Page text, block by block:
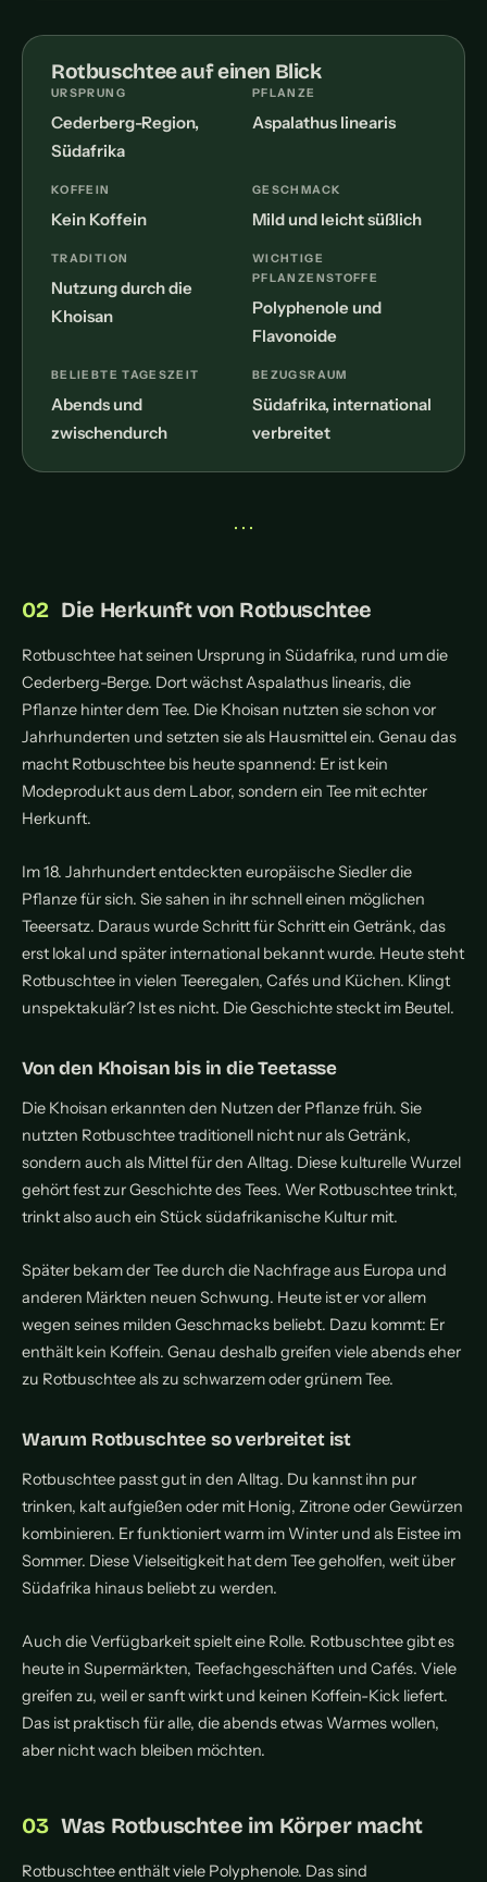
Rotbuschtee auf einen Blick
URSPRUNG
Cederberg-Region,
Südafrika
PFLANZE
Aspalathus linearis
KOFFEIN
Kein Koffein
GESCHMACK
Mild und leicht süßlich
TRADITION
Nutzung durch die
Khoisan
WICHTIGE
PFLANZENSTOFFE
Polyphenole und
Flavonoide
BELIEBTE TAGESZEIT
Abends und
zwischendurch
BEZUGSRAUM
Südafrika, international
verbreitet
• • •
Die Herkunft von Rotbuschtee
Rotbuschtee hat seinen Ursprung in Südafrika, rund um die
Cederberg-Berge. Dort wächst Aspalathus linearis, die
Pflanze hinter dem Tee. Die Khoisan nutzten sie schon vor
Jahrhunderten und setzten sie als Hausmittel ein. Genau das
macht Rotbuschtee bis heute spannend: Er ist kein
Modeprodukt aus dem Labor, sondern ein Tee mit echter
Herkunft.
Im 18. Jahrhundert entdeckten europäische Siedler die
Pflanze für sich. Sie sahen in ihr schnell einen möglichen
Teeersatz. Daraus wurde Schritt für Schritt ein Getränk, das
erst lokal und später international bekannt wurde. Heute steht
Rotbuschtee in vielen Teeregalen, Cafés und Küchen. Klingt
unspektakulär? Ist es nicht. Die Geschichte steckt im Beutel.
Von den Khoisan bis in die Teetasse
Die Khoisan erkannten den Nutzen der Pflanze früh. Sie
nutzten Rotbuschtee traditionell nicht nur als Getränk,
sondern auch als Mittel für den Alltag. Diese kulturelle Wurzel
gehört fest zur Geschichte des Tees. Wer Rotbuschtee trinkt,
trinkt also auch ein Stück südafrikanische Kultur mit.
Später bekam der Tee durch die Nachfrage aus Europa und
anderen Märkten neuen Schwung. Heute ist er vor allem
wegen seines milden Geschmacks beliebt. Dazu kommt: Er
enthält kein Koffein. Genau deshalb greifen viele abends eher
zu Rotbuschtee als zu schwarzem oder grünem Tee.
Warum Rotbuschtee so verbreitet ist
Rotbuschtee passt gut in den Alltag. Du kannst ihn pur
trinken, kalt aufgießen oder mit Honig, Zitrone oder Gewürzen
kombinieren. Er funktioniert warm im Winter und als Eistee im
Sommer. Diese Vielseitigkeit hat dem Tee geholfen, weit über
Südafrika hinaus beliebt zu werden.
Auch die Verfügbarkeit spielt eine Rolle. Rotbuschtee gibt es
heute in Supermärkten, Teefachgeschäften und Cafés. Viele
greifen zu, weil er sanft wirkt und keinen Koffein-Kick liefert.
Das ist praktisch für alle, die abends etwas Warmes wollen,
aber nicht wach bleiben möchten.
Was Rotbuschtee im Körper macht
Rotbuschtee enthält viele Polyphenole. Das sind